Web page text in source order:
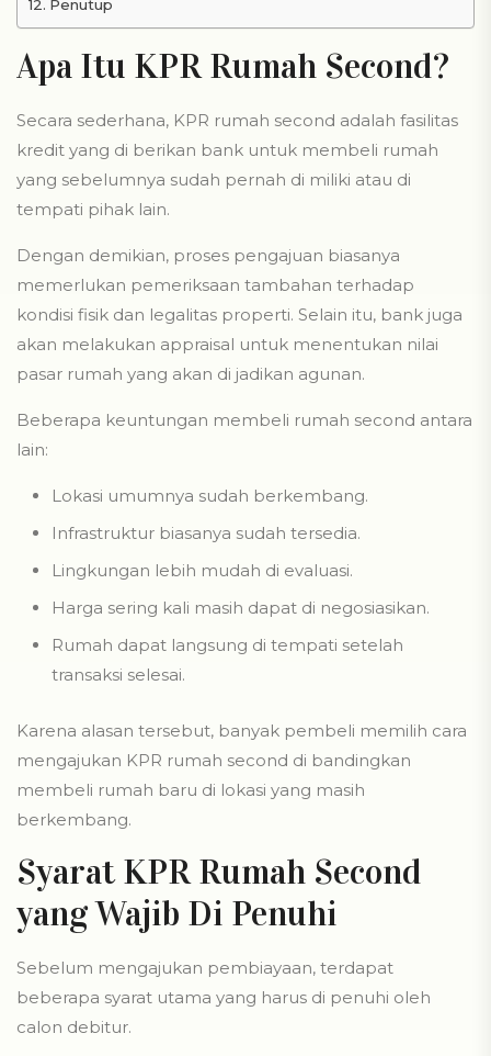
Penutup
Apa Itu KPR Rumah Second?
Secara sederhana, KPR rumah second adalah fasilitas
kredit yang di berikan bank untuk membeli rumah
yang sebelumnya sudah pernah di miliki atau di
tempati pihak lain.
Dengan demikian, proses pengajuan biasanya
memerlukan pemeriksaan tambahan terhadap
kondisi fisik dan legalitas properti. Selain itu, bank juga
akan melakukan appraisal untuk menentukan nilai
pasar rumah yang akan di jadikan agunan.
Beberapa keuntungan membeli rumah second antara
lain:
Lokasi umumnya sudah berkembang.
Infrastruktur biasanya sudah tersedia.
Lingkungan lebih mudah di evaluasi.
Harga sering kali masih dapat di negosiasikan.
Rumah dapat langsung di tempati setelah
transaksi selesai.
Karena alasan tersebut, banyak pembeli memilih cara
mengajukan KPR rumah second di bandingkan
membeli rumah baru di lokasi yang masih
berkembang.
Syarat KPR Rumah Second
yang Wajib Di Penuhi
Sebelum mengajukan pembiayaan, terdapat
beberapa syarat utama yang harus di penuhi oleh
calon debitur.